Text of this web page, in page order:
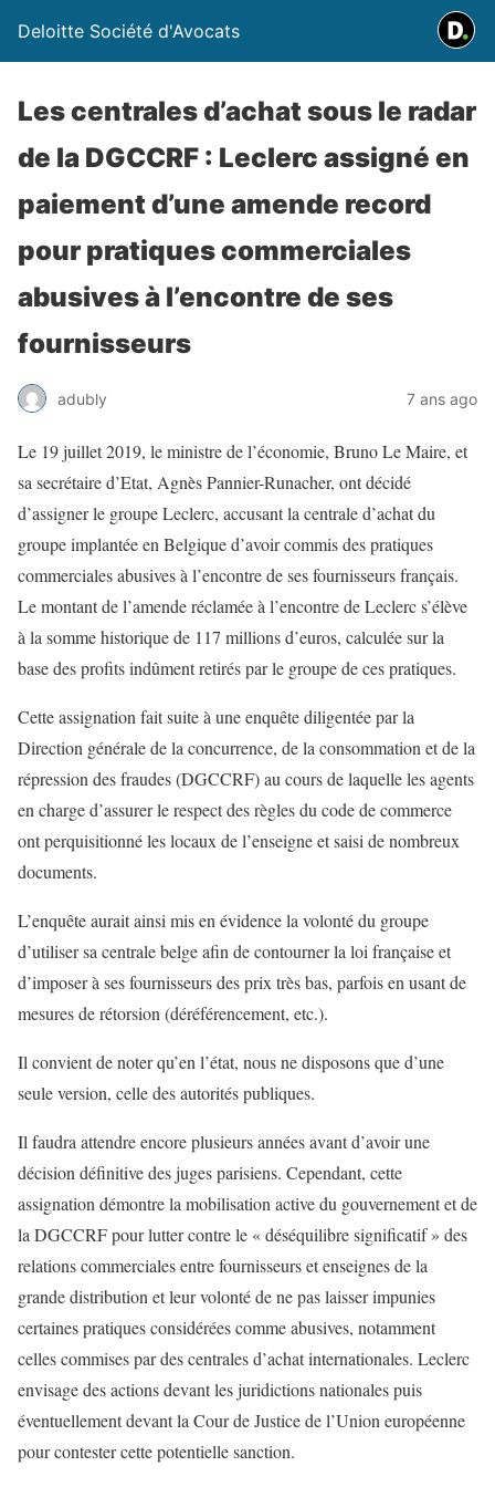
Deloitte Société d'Avocats
Les centrales d’achat sous le radar
de la DGCCRF : Leclerc assigné en
paiement d’une amende record
pour pratiques commerciales
abusives à l’encontre de ses
fournisseurs
adubly 7 ans ago
Le 19 juillet 2019, le ministre de l’économie, Bruno Le Maire, et
sa secrétaire d’Etat, Agnès Pannier-Runacher, ont décidé
d’assigner le groupe Leclerc, accusant la centrale d’achat du
groupe implantée en Belgique d’avoir commis des pratiques
commerciales abusives à l’encontre de ses fournisseurs français.
Le montant de l’amende réclamée à l’encontre de Leclerc s’élève
à la somme historique de 117 millions d’euros, calculée sur la
base des profits indûment retirés par le groupe de ces pratiques.
Cette assignation fait suite à une enquête diligentée par la
Direction générale de la concurrence, de la consommation et de la
répression des fraudes (DGCCRF) au cours de laquelle les agents
en charge d’assurer le respect des règles du code de commerce
ont perquisitionné les locaux de l’enseigne et saisi de nombreux
documents.
L’enquête aurait ainsi mis en évidence la volonté du groupe
d’utiliser sa centrale belge afin de contourner la loi française et
d’imposer à ses fournisseurs des prix très bas, parfois en usant de
mesures de rétorsion (déréférencement, etc.).
Il convient de noter qu’en l’état, nous ne disposons que d’une
seule version, celle des autorités publiques.
Il faudra attendre encore plusieurs années avant d’avoir une
décision définitive des juges parisiens. Cependant, cette
assignation démontre la mobilisation active du gouvernement et de
la DGCCRF pour lutter contre le « déséquilibre significatif » des
relations commerciales entre fournisseurs et enseignes de la
grande distribution et leur volonté de ne pas laisser impunies
certaines pratiques considérées comme abusives, notamment
celles commises par des centrales d’achat internationales. Leclerc
envisage des actions devant les juridictions nationales puis
éventuellement devant la Cour de Justice de l’Union européenne
pour contester cette potentielle sanction.